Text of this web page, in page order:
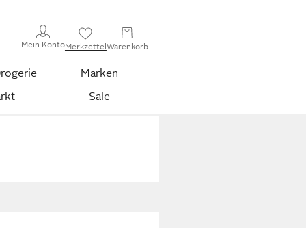
Mein KontoMerkzettelWarenkorb
Marken
Sale